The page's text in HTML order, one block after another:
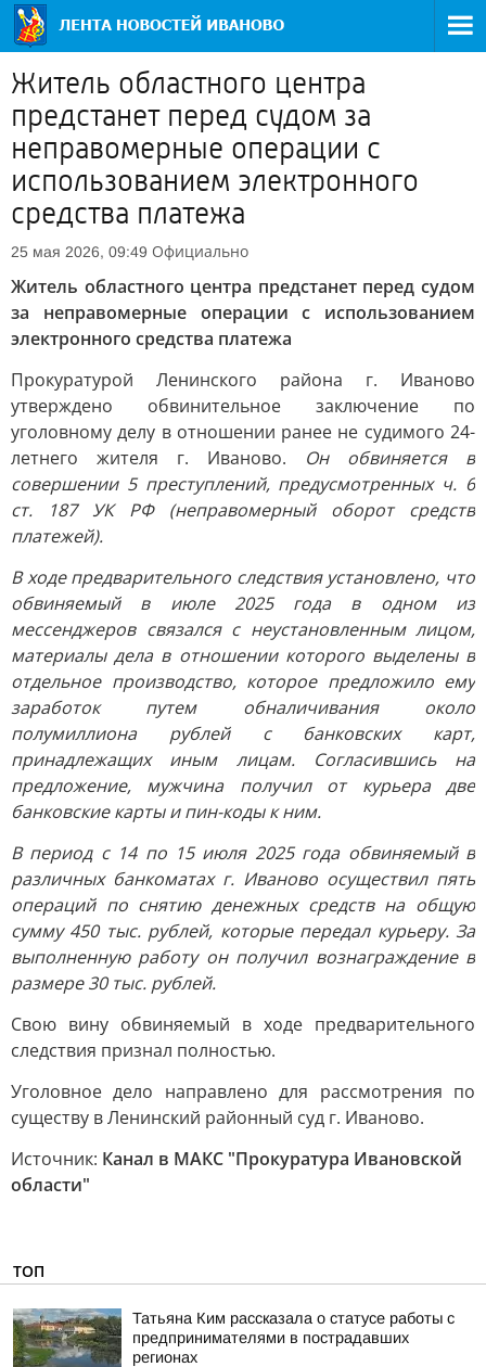
Житель областного центра
предстанет перед судом за
неправомерные операции с
использованием электронного
средства платежа
25 мая 2026, 09:49 Официально
Житель областного центра предстанет перед судом
за неправомерные операции с использованием
электронного средства платежа
Прокуратурой Ленинского района г. Иваново
утверждено обвинительное заключение по
уголовному делу в отношении ранее не судимого 24-
летнего жителя г. Иваново. Он обвиняется в
совершении 5 преступлений, предусмотренных ч. 6
ст. 187 УК РФ (неправомерный оборот средств
платежей).
В ходе предварительного следствия установлено, что
обвиняемый в июле 2025 года в одном из
мессенджеров связался с неустановленным лицом,
материалы дела в отношении которого выделены в
отдельное производство, которое предложило ему
заработок путем обналичивания около
полумиллиона рублей с банковских карт,
принадлежащих иным лицам. Согласившись на
предложение, мужчина получил от курьера две
банковские карты и пин-коды к ним.
В период с 14 по 15 июля 2025 года обвиняемый в
различных банкоматах г. Иваново осуществил пять
операций по снятию денежных средств на общую
сумму 450 тыс. рублей, которые передал курьеру. За
выполненную работу он получил вознаграждение в
размере 30 тыс. рублей.
Свою вину обвиняемый в ходе предварительного
следствия признал полностью.
Уголовное дело направлено для рассмотрения по
существу в Ленинский районный суд г. Иваново.
Источник: Канал в МАКС "Прокуратура Ивановской
области"
ТОП
Татьяна Ким рассказала о статусе работы с
предпринимателями в пострадавших
регионах